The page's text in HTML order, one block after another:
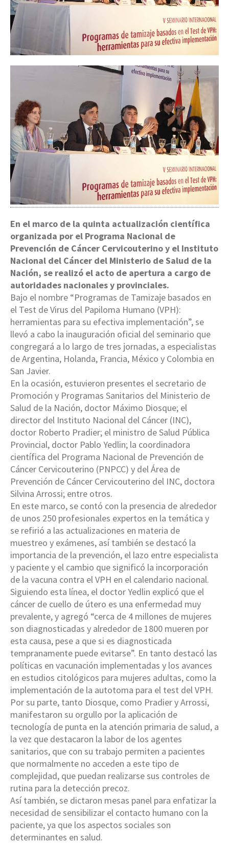
En el marco de la quinta actualización científica
organizada por el Programa Nacional de
Prevención de Cáncer Cervicouterino y el Instituto
Nacional del Cáncer del Ministerio de Salud de la
Nación, se realizó el acto de apertura a cargo de
autoridades nacionales y provinciales.
Bajo el nombre “Programas de Tamizaje basados en
el Test de Virus del Papiloma Humano (VPH):
herramientas para su efectiva implementación”, se
llevó a cabo la inauguración oficial del seminario que
congregará a lo largo de tres jornadas, a especialistas
de Argentina, Holanda, Francia, México y Colombia en
San Javier.
En la ocasión, estuvieron presentes el secretario de
Promoción y Programas Sanitarios del Ministerio de
Salud de la Nación, doctor Máximo Diosque; el
director del Instituto Nacional del Cáncer (INC),
doctor Roberto Pradier; el ministro de Salud Pública
Provincial, doctor Pablo Yedlin; la coordinadora
científica del Programa Nacional de Prevención de
Cáncer Cervicouterino (PNPCC) y del Área de
Prevención de Cáncer Cervicouterino del INC, doctora
Silvina Arrossi; entre otros.
En este marco, se contó con la presencia de alrededor
de unos 250 profesionales expertos en la temática y
se refirió a las actualizaciones en materia de
muestreo y exámenes, así también se destacó la
importancia de la prevención, el lazo entre especialista
y paciente y el cambio que significó la incorporación
de la vacuna contra el VPH en el calendario nacional.
Siguiendo esta línea, el doctor Yedlin explicó que el
cáncer de cuello de útero es una enfermedad muy
prevalente, y agregó “cerca de 4 millones de mujeres
son diagnosticadas y alrededor de 1800 mueren por
esta causa, pese a que si es diagnosticada
tempranamente puede evitarse”. En tanto destacó las
políticas en vacunación implementadas y los avances
en estudios citológicos para mujeres adultas, como la
implementación de la autotoma para el test del VPH.
Por su parte, tanto Diosque, como Pradier y Arrossi,
manifestaron su orgullo por la aplicación de
tecnología de punta en la atención primaria de salud, a
la vez que destacaron la labor de los agentes
sanitarios, que con su trabajo permiten a pacientes
que normalmente no acceden a este tipo de
complejidad, que puedan realizarse sus controles de
rutina para la detección precoz.
Así también, se dictaron mesas panel para enfatizar la
necesidad de sensibilizar el contacto humano con la
paciente, ya que los aspectos sociales son
determinantes en salud.